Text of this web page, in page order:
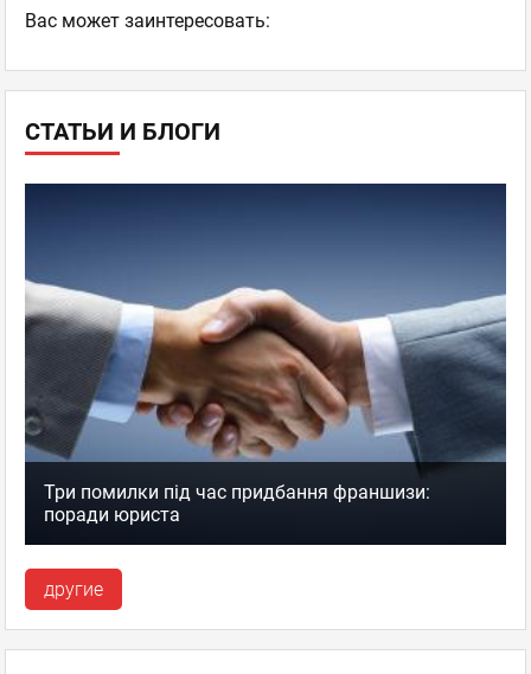
СТАТЬИ И БЛОГИ
Три помилки під час придбання франшизи:
поради юриста
другие
Ваc может заинтересовать: